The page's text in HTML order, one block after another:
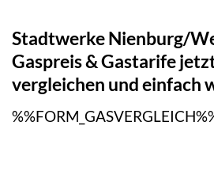
Stadtwerke Nienburg/
Gaspreis & Gastarife
vergleichen und einfach